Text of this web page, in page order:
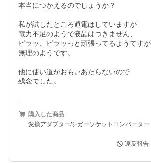
本当につかえるのでしょうか？
私が試したところ通電はしていますが
電力不足のようで液晶はつきません、
ピラッ、ピラッっと頑張ってるようてすが
無理のようです。
他に使い道がおもいあたらないので
残念でした。
購入した商品
変換アダプター/シガーソケットコンバーター
違反報告